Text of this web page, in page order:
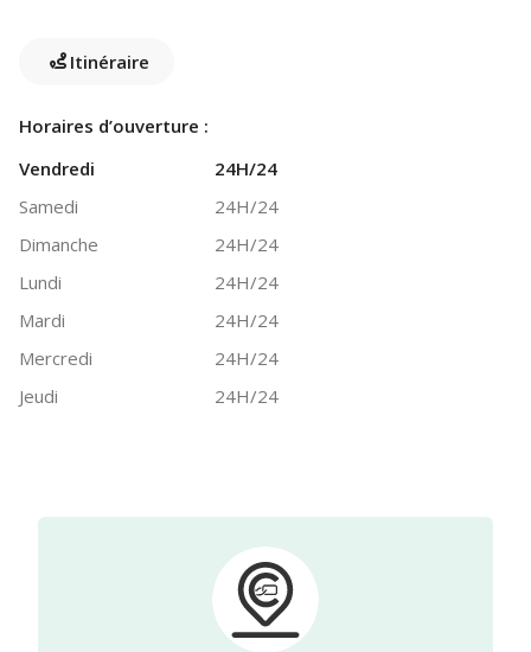
Itinéraire
Horaires d’ouverture :
Vendredi
24H/24
Samedi
24H/24
Dimanche
24H/24
Lundi
24H/24
Mardi
24H/24
Mercredi
24H/24
Jeudi
24H/24